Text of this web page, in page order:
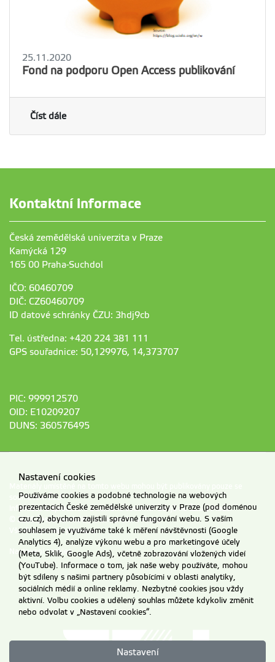
25.11.2020
Fond na podporu Open Access publikování
Číst dále
Kontaktní informace
Česká zemědělská univerzita v Praze
Kamýcká 129
165 00 Praha-Suchdol
IČO: 60460709
DIČ: CZ60460709
ID datové schránky ČZU: 3hdj9cb
Tel. ústředna: +420 224 381 111
GPS souřadnice: 50,129976, 14,373707
PIC: 999912570
OID: E10209207
DUNS: 360576495
souhlasem ČZU.
Informace o zpracování a ochraně osobních údajů na ČZU v Praze.
© 2026 Česká zemědělská univerzita v Praze
Všechna práva vyhrazena
Nastavení cookies
Nastavení cookies
Používáme cookies a podobné technologie na webových
prezentacích České zemědělské univerzity v Praze (pod doménou
czu.cz), abychom zajistili správné fungování webu. S vaším
souhlasem je využíváme také k měření návštěvnosti (Google
Analytics 4), analýze výkonu webu a pro marketingové účely
(Meta, Sklik, Google Ads), včetně zobrazování vložených videí
(YouTube). Informace o tom, jak naše weby používáte, mohou
být sdíleny s našimi partnery působícími v oblasti analytiky,
sociálních médií a online reklamy. Nezbytné cookies jsou vždy
aktivní. Volbu cookies a udělený souhlas můžete kdykoliv změnit
nebo odvolat v „Nastavení cookies“.
Nastavení